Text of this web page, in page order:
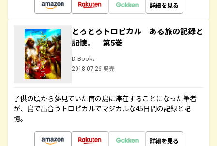
詳細を見る
とろとろトロピカル ある旅の記録と
記憶。 第5巻
D-Books
2018.07.26 発売
子供の頃から夢見ていた南の島に滞在することになった筆者
が、島で出合うトロピカルでマジカルな45日間の記録と記
憶。
詳細を見る